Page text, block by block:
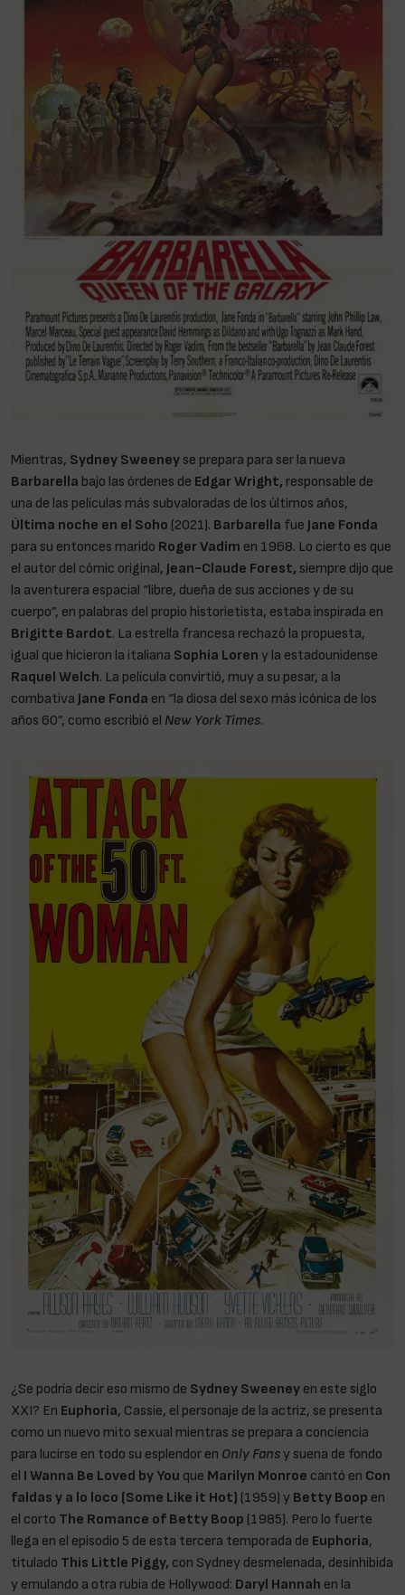
Mientras, Sydney Sweeney se prepara para ser la nueva
Barbarella bajo las órdenes de Edgar Wright, responsable de
una de las películas más subvaloradas de los últimos años,
Última noche en el Soho (2021). Barbarella fue Jane Fonda
para su entonces marido Roger Vadim en 1968. Lo cierto es que
el autor del cómic original, Jean-Claude Forest, siempre dijo que
la aventurera espacial “libre, dueña de sus acciones y de su
cuerpo”, en palabras del propio historietista, estaba inspirada en
Brigitte Bardot. La estrella francesa rechazó la propuesta,
igual que hicieron la italiana Sophia Loren y la estadounidense
Raquel Welch. La película convirtió, muy a su pesar, a la
combativa Jane Fonda en “la diosa del sexo más icónica de los
años 60”, como escribió el New York Times.
¿Se podría decir eso mismo de Sydney Sweeney en este siglo
XXI? En Euphoria, Cassie, el personaje de la actriz, se presenta
como un nuevo mito sexual mientras se prepara a conciencia
para lucirse en todo su esplendor en Only Fansy suena de fondo
el I Wanna Be Loved by You que Marilyn Monroe cantó en Con
faldas y a lo loco (Some Like it Hot) (1959) y Betty Boop en
el corto The Romance of Betty Boop (1985). Pero lo fuerte
llega en el episodio 5 de esta tercera temporada de Euphoria,
titulado This Little Piggy, con Sydney desmelenada, desinhibida
y emulando a otra rubia de Hollywood: Daryl Hannah en la